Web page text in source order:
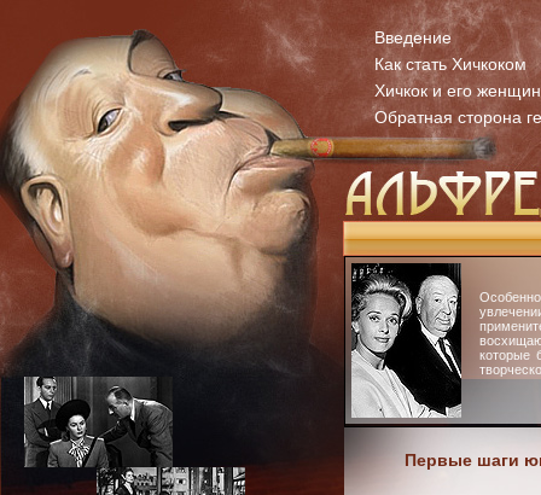
Введение
Как стать Хичкоком
Хичкок и его
Обратная сторона
которые
Первые шаги